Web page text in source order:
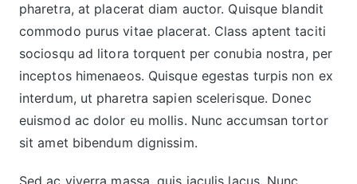
pharetra, at placerat diam auctor. Quisque blandit
commodo purus vitae placerat. Class aptent taciti
sociosqu ad litora torquent per conubia nostra, per
inceptos himenaeos. Quisque egestas turpis non ex
interdum, ut pharetra sapien scelerisque. Donec
euismod ac dolor eu mollis. Nunc accumsan tortor
sit amet bibendum dignissim.